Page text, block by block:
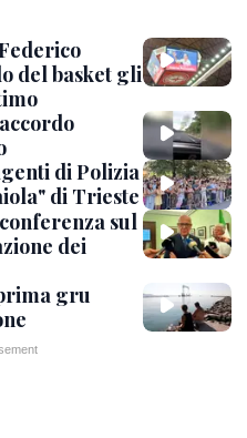
del basket gli
di Polizia
di Trieste
sul
dei
gru